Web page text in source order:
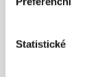
Statistické
kanadským
Award pro